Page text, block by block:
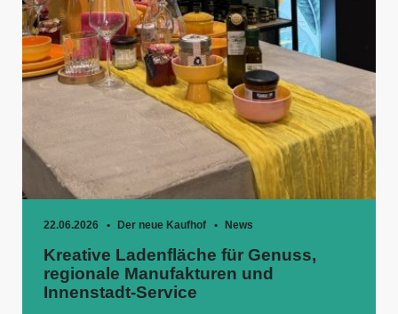
22.06.2026 Der neue Kaufhof News
Kreative Ladenfläche für Genuss,
regionale Manufakturen und
Innenstadt-Service